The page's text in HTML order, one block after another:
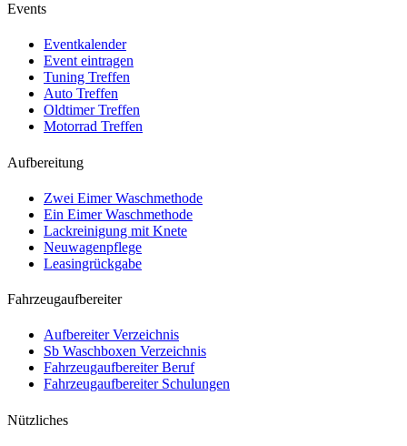
Events
Eventkalender
Event eintragen
Tuning Treffen
Auto Treffen
Oldtimer Treffen
Motorrad Treffen
Aufbereitung
Zwei Eimer Waschmethode
Ein Eimer Waschmethode
Lackreinigung mit Knete
Neuwagenpflege
Leasingrückgabe
Fahrzeugaufbereiter
Aufbereiter Verzeichnis
Sb Waschboxen Verzeichnis
Fahrzeugaufbereiter Beruf
Fahrzeugaufbereiter Schulungen
Nützliches